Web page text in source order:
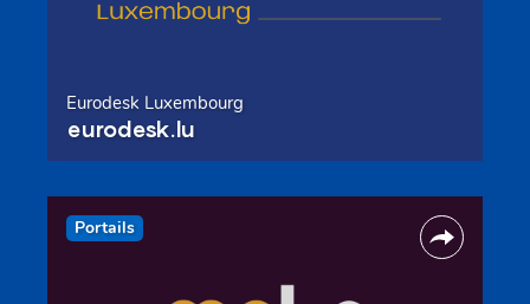
Eurodesk Luxembourg
eurodesk.lu
Portails